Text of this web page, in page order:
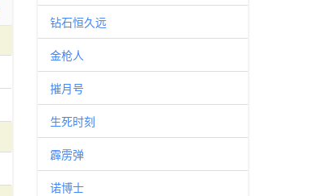
钻石恒久远
金枪人
摧月号
生死时刻
霹雳弹
诺博士